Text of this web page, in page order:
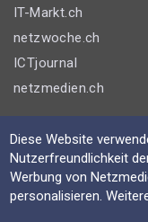
IT-Markt.ch
netzwoche.ch
ICTjournal
netzmedien.ch
© NETZMEDIEN
Impressum
AGB
Diese Website
Nutzerfreundlichkeit
Werbung von
personalisieren.